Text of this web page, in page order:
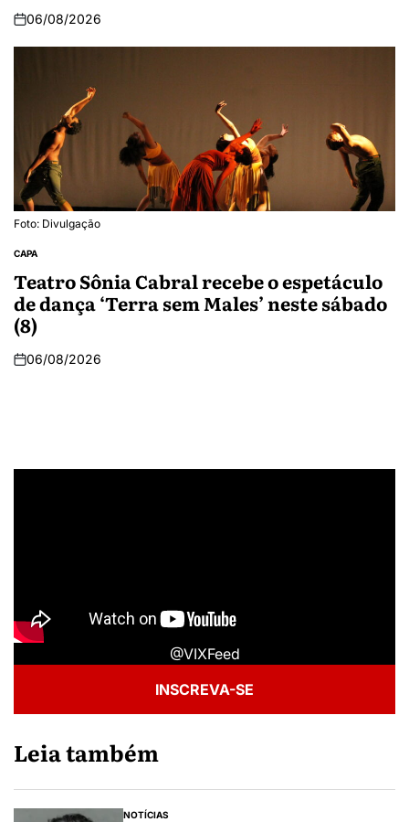
06/08/2026
Foto: Divulgação
CAPA
Teatro Sônia Cabral recebe o espetáculo
de dança ‘Terra sem Males’ neste sábado
(8)
06/08/2026
@VIXFeed
INSCREVA-SE
Leia também
NOTÍCIAS